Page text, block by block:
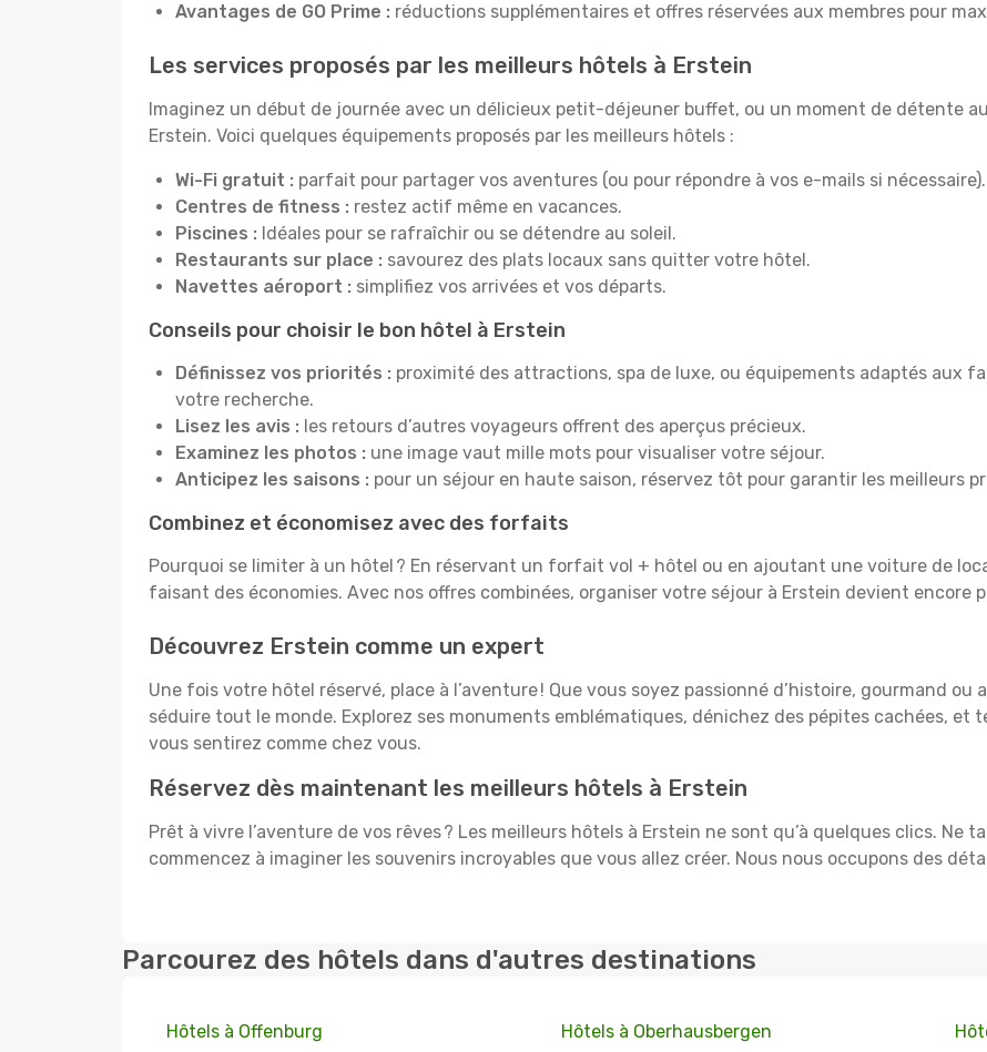
Avantages de GO Prime : réductions supplémentaires et offres réservées aux membres pour
Les services proposés par les meilleurs hôtels à Erstein
Imaginez un début de journée avec un délicieux petit-déjeuner buffet, ou un moment de détente
Erstein. Voici quelques équipements proposés par les meilleurs hôtels :
Wi-Fi gratuit : parfait pour partager vos aventures (ou pour répondre à vos e-mails si nécessaire).
Centres de fitness : restez actif même en vacances.
Piscines : Idéales pour se rafraîchir ou se détendre au soleil.
Restaurants sur place : savourez des plats locaux sans quitter votre hôtel.
Navettes aéroport : simplifiez vos arrivées et vos départs.
Conseils pour choisir le bon hôtel à Erstein
Définissez vos priorités : proximité des attractions, spa de luxe, ou équipements adaptés aux
votre recherche.
Lisez les avis : les retours d’autres voyageurs offrent des aperçus précieux.
Examinez les photos : une image vaut mille mots pour visualiser votre séjour.
Anticipez les saisons : pour un séjour en haute saison, réservez tôt pour garantir les meilleurs
Combinez et économisez avec des forfaits
Pourquoi se limiter à un hôtel ? En réservant un forfait vol + hôtel ou en ajoutant une voiture de
faisant des économies. Avec nos offres combinées, organiser votre séjour à Erstein devient encore
Découvrez Erstein comme un expert
Une fois votre hôtel réservé, place à l’aventure ! Que vous soyez passionné d’histoire, gourmand
séduire tout le monde. Explorez ses monuments emblématiques, dénichez des pépites cachées, et
vous sentirez comme chez vous.
Réservez dès maintenant les meilleurs hôtels à Erstein
Prêt à vivre l’aventure de vos rêves ? Les meilleurs hôtels à Erstein ne sont qu’à quelques clics. Ne
commencez à imaginer les souvenirs incroyables que vous allez créer. Nous nous occupons des
Parcourez des hôtels dans d'autres destinations
Hôtels à Offenburg Hôtels à Oberhausbergen